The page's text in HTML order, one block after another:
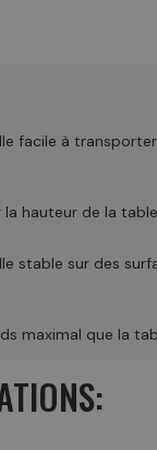
facile à
hauteur de la
stable sur des
maximal que la